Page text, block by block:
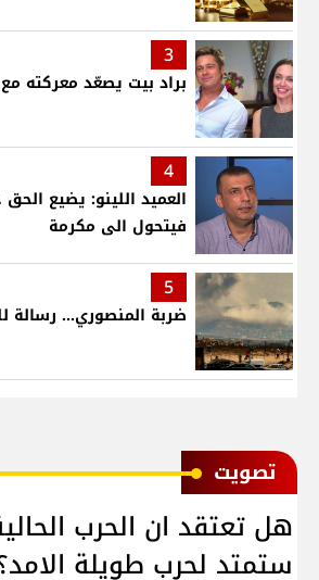
3
براد بيت يصعّد معركته مع
4
العميد اللينو: يضيع
فيتحول الى مكرمة
5
ضربة المنصوري... رسالة
ﺗﺼﻮﻳﺖ
هل تعتقد ان الحرب
ستمتد لحرب طويلة